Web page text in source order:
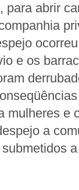
para abrir
e os
mulheres e
a